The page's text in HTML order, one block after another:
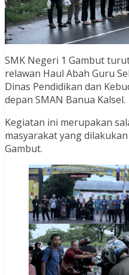
SMK Negeri 1 Gambut
relawan Haul Abah Guru
Dinas Pendidikan dan
depan SMAN Banua Kalsel.
Kegiatan ini merupakan
masyarakat yang
Gambut.